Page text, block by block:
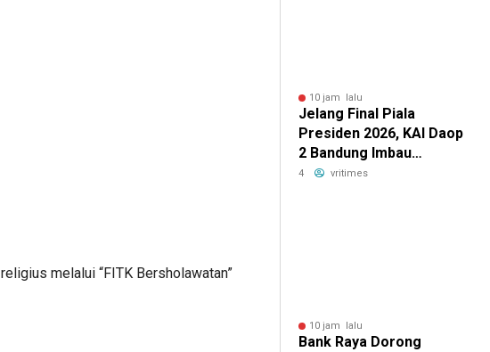
melalui “FITK Bersholawatan”
10 jam lalu
Jelang Final Piala
Presiden 2026, KAI Daop
2 Bandung Imbau
Pelanggan Datang Lebih
4 vritimes
10 jam lalu
Bank Raya Dorong